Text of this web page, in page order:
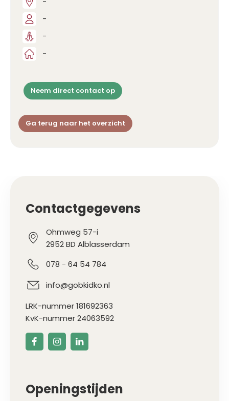
-
-
-
Neem direct contact op
Ga terug naar het overzicht
Contactgegevens
Ohmweg 57-i
2952 BD Alblasserdam
078 - 64 54 784
info@gobkidko.nl
LRK-nummer 181692363
KvK-nummer 24063592
Openingstijden